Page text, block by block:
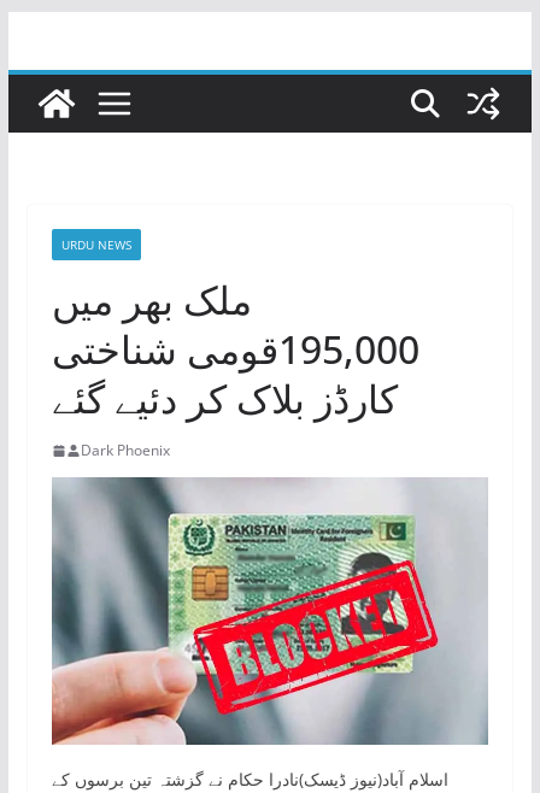
content
URDU NEWS
ملک بھر میں
195,000قومی شناختی
کارڈز بلاک کر دئیے گئے
Dark Phoenix
اسلام آباد(نیوز ڈیسک)نادرا حکام نے گزشتہ تین برسوں کے